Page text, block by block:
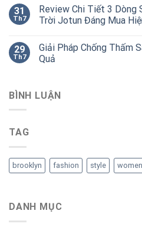
31
Th7
Review Chi Tiết 3 Dòng
Trời Jotun Đáng Mua
29
Th7
Giải Pháp Chống Thấm
Quả
BÌNH LUẬN
TAG
brooklyn fashion style women
DANH MỤC